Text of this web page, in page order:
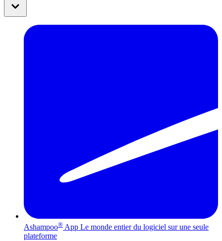
Ashampoo® App Le monde entier du logiciel sur une seule
plateforme